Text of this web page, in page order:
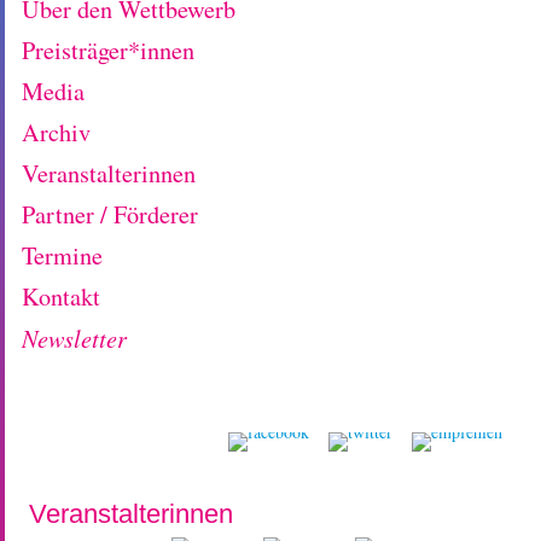
Über den Wettbewerb
Preisträger*innen
Media
Archiv
Veranstalterinnen
Partner / Förderer
Termine
Kontakt
Newsletter
Veranstalterinnen